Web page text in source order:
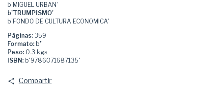
b'MIGUEL URBAN'
b'TRUMPISMO'
b'FONDO DE CULTURA ECONOMICA'
Páginas: 359
Formato: b''
Peso: 0.3 kgs.
ISBN: b'9786071687135'
Compartir